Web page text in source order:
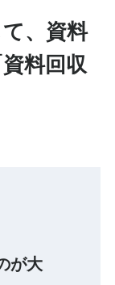
、資料
料回収
が大